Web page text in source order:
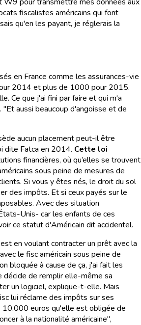
W9 pour transmettre mes données aux
fiscalistes américains qui font
qu'en les payant, je réglerais la
en France comme les assurances-vie
2014 et plus de 1000 pour 2015.
Ce que j'ai fini par faire et qui m'a
aussi beaucoup d'angoisse et de
aucun placement peut-il être
dite Fatca en 2014. Cette loi
financières, où qu’elles se trouvent
sous peine de mesures de
Si vous y êtes nés, le droit du sol
des impôts. Et si ceux payés sur le
Avec des situation
Unis- car les enfants de ces
ce statut d'Américain dit accidentel.
en voulant contracter un prêt avec la
le fisc américain sous peine de
bloquée à cause de ça, j'ai fait les
décide de remplir elle-même sa
un logiciel, explique-t-elle. Mais
lui réclame des impôts sur ses
10.000 euros qu'elle est obligée de
à la nationalité américaine",